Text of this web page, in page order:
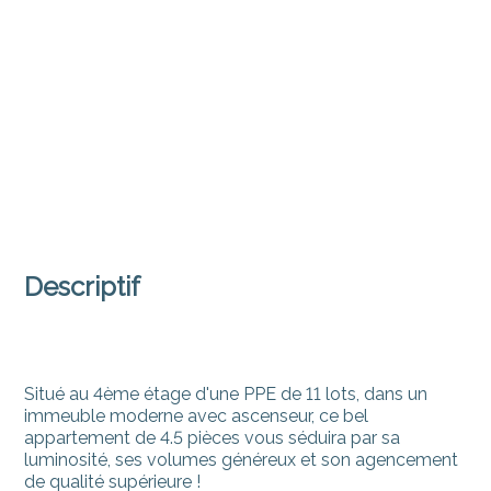
Descriptif
Situé au 4ème étage d'une PPE de 11 lots, dans un
immeuble moderne avec ascenseur, ce bel
appartement de 4.5 pièces vous séduira par sa
luminosité, ses volumes généreux et son agencement
de qualité supérieure !